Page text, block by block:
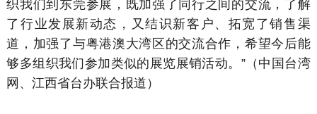
织我们到东莞参展，既加强了同行之间的交流，了解
了行业发展新动态，又结识新客户、拓宽了销售渠
道，加强了与粤港澳大湾区的交流合作，希望今后能
够多组织我们参加类似的展览展销活动。”（中国台湾
网、江西省台办联合报道）